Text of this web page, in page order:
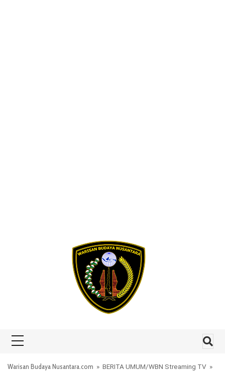
Warisan Budaya Nusantara.com » BERITA UMUM/WBN Streaming TV »